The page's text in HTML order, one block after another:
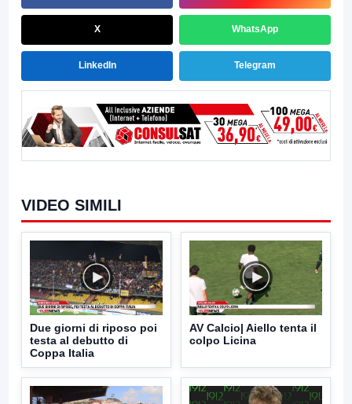
X WhatsApp
LinkedIn Telegram
VIDEO SIMILI
Due giorni di riposo poi
testa al debutto di
Coppa Italia
AV Calcio| Aiello tenta il
colpo Licina